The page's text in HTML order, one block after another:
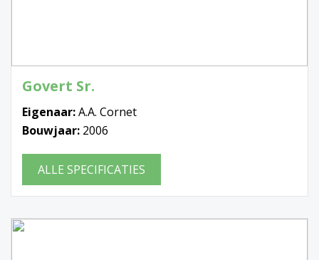
Govert Sr.
Eigenaar:A.A. Cornet
Bouwjaar: 2006
ALLE SPECIFICATIES